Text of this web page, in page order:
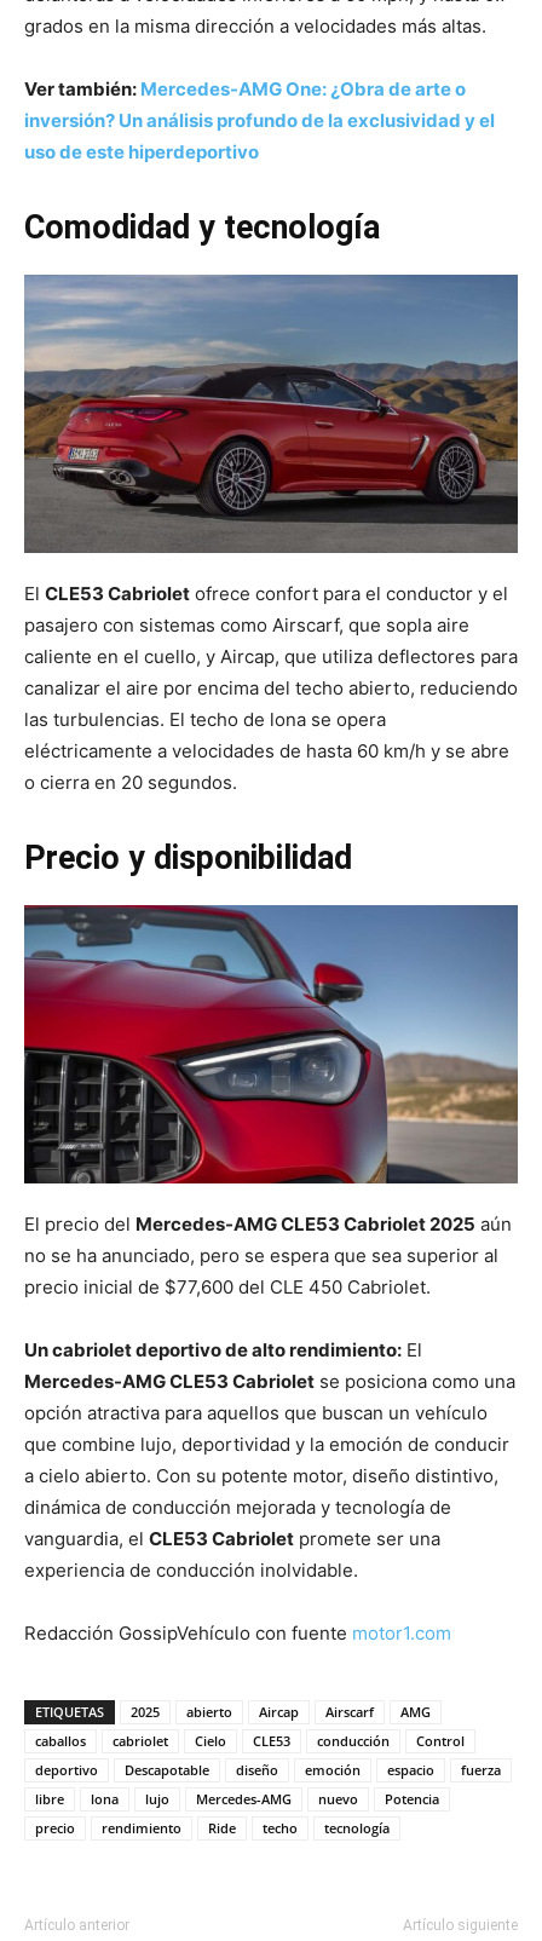
grados en la misma dirección a velocidades más altas.
Ver también: Mercedes-AMG One: ¿Obra de arte o
inversión? Un análisis profundo de la exclusividad y el
uso de este hiperdeportivo
Comodidad y tecnología
El CLE53 Cabriolet ofrece confort para el conductor y el
pasajero con sistemas como Airscarf, que sopla aire
caliente en el cuello, y Aircap, que utiliza deflectores para
canalizar el aire por encima del techo abierto, reduciendo
las turbulencias. El techo de lona se opera
eléctricamente a velocidades de hasta 60 km/h y se abre
o cierra en 20 segundos.
Precio y disponibilidad
El precio del Mercedes-AMG CLE53 Cabriolet 2025 aún
no se ha anunciado, pero se espera que sea superior al
precio inicial de $77,600 del CLE 450 Cabriolet.
Un cabriolet deportivo de alto rendimiento: El
Mercedes-AMG CLE53 Cabriolet se posiciona como una
opción atractiva para aquellos que buscan un vehículo
que combine lujo, deportividad y la emoción de conducir
a cielo abierto. Con su potente motor, diseño distintivo,
dinámica de conducción mejorada y tecnología de
vanguardia, el CLE53 Cabriolet promete ser una
experiencia de conducción inolvidable.
Redacción GossipVehículo con fuente motor1.com
ETIQUETAS 2025 abierto Aircap Airscarf
AMG
caballos
cabriolet Cielo CLE53 conducción
Control
deportivo
Descapotable diseño emoción espacio
fuerza
libre
lona lujo Mercedes-AMG nuevo
Potencia
precio
rendimiento Ride techo tecnología
Artículo anterior Artículo siguiente